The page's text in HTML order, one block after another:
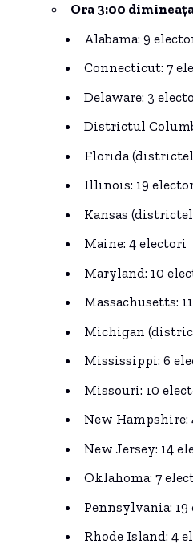
Ora 3:00
Alabama: 9
Connecticut: 7
Delaware: 3
Districtul
Florida
Illinois: 19
Kansas
Maine: 4 electori
Maryland: 10
Massachusetts:
Michigan
Mississippi: 6
Missouri: 10
New Hampshire:
New Jersey: 14
Oklahoma: 7
Pennsylvania: 19
Rhode Island: 4